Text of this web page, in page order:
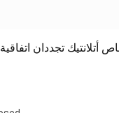
أتلانتيك تجددان